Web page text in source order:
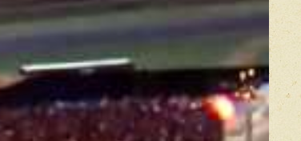
фото
отзыв
проходят модерацию